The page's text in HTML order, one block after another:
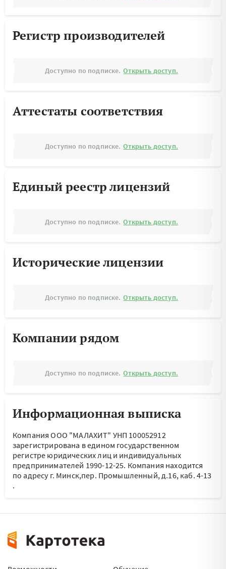
Регистр производителей
Доступно по подписке. Открыть доступ.
Аттестаты соответствия
Доступно по подписке. Открыть доступ.
Единый реестр лицензий
Доступно по подписке. Открыть доступ.
Исторические лицензии
Доступно по подписке. Открыть доступ.
Компании рядом
Доступно по подписке. Открыть доступ.
Информационная выписка
Компания ООО "МАЛАХИТ" УНП 100052912
зарегистрирована в едином государственном
регистре юридических лиц и индивидуальных
предпринимателей 1990-12-25. Компания находится
по адресу г. Минск,пер. Промышленный, д.16, каб. 4-13
.